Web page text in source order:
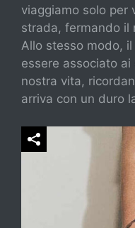
viaggiamo solo per
strada, fermando il
Allo stesso modo,
essere associato
nostra vita,
arriva con un duro